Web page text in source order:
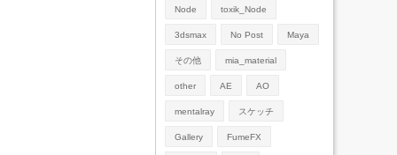
Node toxik_Node
3dsmax No Post Maya
その他 mia_material
other AE AO
mentalray スケッチ
Gallery FumeFX